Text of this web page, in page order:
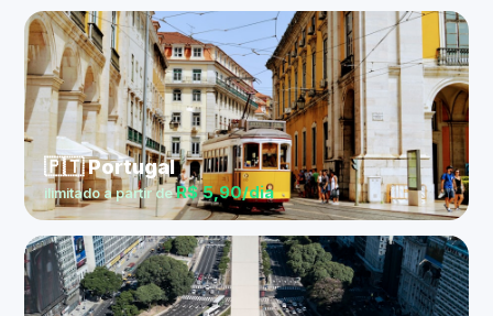
🇵🇹 Portugal
ilimitado a partir deR$ 5,90/dia